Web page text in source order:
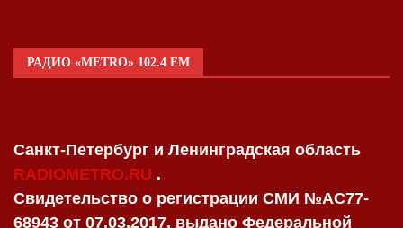
РАДИО «METRO» 102.4 FM
Санкт-Петербург и Ленинградская область
RADIOMETRO.RU .
Свидетельство о регистрации СМИ №AC77-
68943 от 07.03.2017, выдано Федеральной